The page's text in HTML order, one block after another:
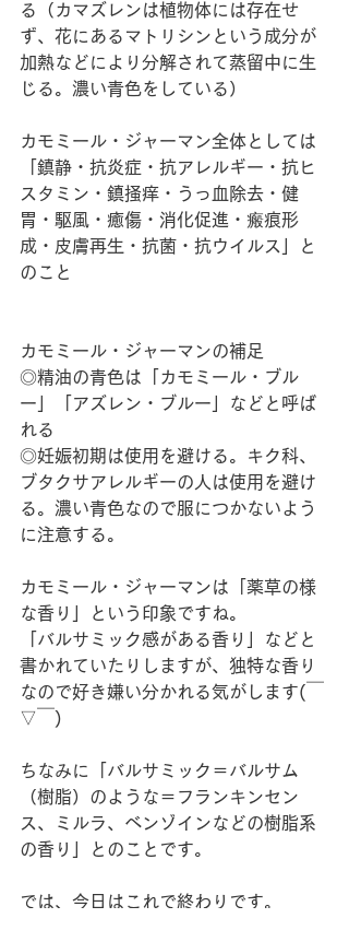
る（カマズレンは植物体には存在せ
ず、花にあるマトリシンという成分が
加熱などにより分解されて蒸留中に生
じる。濃い青色をしている）
カモミール・ジャーマン全体としては
「鎮静・抗炎症・抗アレルギー・抗ヒ
スタミン・鎮掻痒・うっ血除去・健
胃・駆風・癒傷・消化促進・瘢痕形
成・皮膚再生・抗菌・抗ウイルス」と
のこと
カモミール・ジャーマンの補足
◎精油の青色は「カモミール・ブル
ー」「アズレン・ブルー」などと呼ば
れる
◎妊娠初期は使用を避ける。キク科、
ブタクサアレルギーの人は使用を避け
る。濃い青色なので服につかないよう
に注意する。
カモミール・ジャーマンは「薬草の様
な香り」という印象ですね。
「バルサミック感がある香り」などと
書かれていたりしますが、独特な香り
なので好き嫌い分かれる気がします(￣
▽￣)
ちなみに「バルサミック＝バルサム
（樹脂）のような＝フランキンセン
ス、ミルラ、ベンゾインなどの樹脂系
の香り」とのことです。
では、今日はこれで終わりです。